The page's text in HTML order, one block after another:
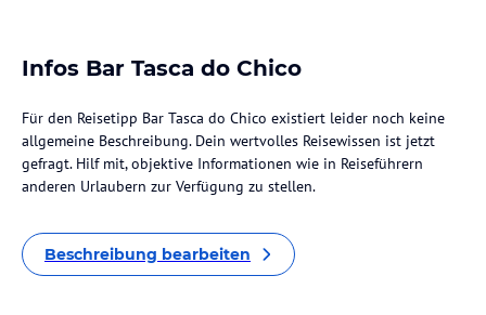
Infos Bar Tasca do Chico
Für den Reisetipp Bar Tasca do Chico existiert leider noch keine
allgemeine Beschreibung. Dein wertvolles Reisewissen ist jetzt
gefragt. Hilf mit, objektive Informationen wie in Reiseführern
anderen Urlaubern zur Verfügung zu stellen.
Beschreibung bearbeiten